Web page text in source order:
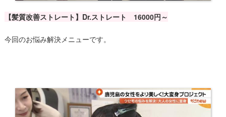
【髪質改善ストレート】Dr.ストレート 16000円～
今回のお悩み解決メニューです。